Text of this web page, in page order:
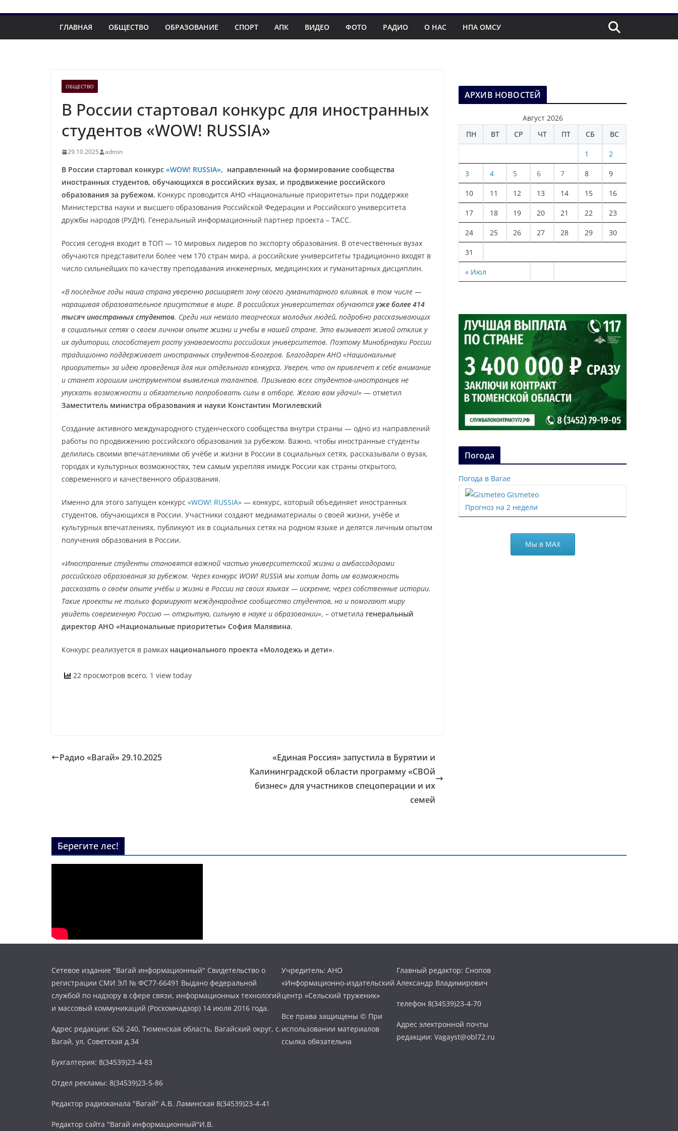
ГЛАВНАЯ ОБЩЕСТВО ОБРАЗОВАНИЕ СПОРТ АПК ВИДЕО ФОТО РАДИО О НАС НПА ОМСУ
ОБЩЕСТВО
В России стартовал конкурс для иностранных
студентов «WOW! RUSSIA»
29.10.2025 admin
В России стартовал конкурс «WOW! RUSSIA», направленный на формирование сообщества
иностранных студентов, обучающихся в российских вузах, и продвижение российского
образования за рубежом. Конкурс проводится АНО «Национальные приоритеты» при поддержке
Министерства науки и высшего образования Российской Федерации и Российского университета
дружбы народов (РУДН). Генеральный информационный партнер проекта – ТАСС.
Россия сегодня входит в ТОП — 10 мировых лидеров по экспорту образования. В отечественных вузах
обучаются представители более чем 170 стран мира, а российские университеты традиционно входят в
число сильнейших по качеству преподавания инженерных, медицинских и гуманитарных дисциплин.
«В последние годы наша страна уверенно расширяет зону своего гуманитарного влияния, в том числе —
наращивая образовательное присутствие в мире. В российских университетах обучаются уже более 414
тысяч иностранных студентов. Среди них немало творческих молодых людей, подробно рассказывающих
в социальных сетях о своем личном опыте жизни и учебы в нашей стране. Это вызывает живой отклик у
их аудитории, способствует росту узнаваемости российских университетов. Поэтому Минобрнауки России
традиционно поддерживает иностранных студентов-блогеров. Благодарен АНО «Национальные
приоритеты» за идею проведения для них отдельного конкурса. Уверен, что он привлечет к себе внимание
и станет хорошим инструментом выявления талантов. Призываю всех студентов-иностранцев не
упускать возможности и обязательно попробовать силы в отборе. Желаю вам удачи!» — отметил
Заместитель министра образования и науки Константин Могилевский
Создание активного международного студенческого сообщества внутри страны — одно из направлений
работы по продвижению российского образования за рубежом. Важно, чтобы иностранные студенты
делились своими впечатлениями об учёбе и жизни в России в социальных сетях, рассказывали о вузах,
городах и культурных возможностях, тем самым укрепляя имидж России как страны открытого,
современного и качественного образования.
Именно для этого запущен конкурс «WOW! RUSSIA» — конкурс, который объединяет иностранных
студентов, обучающихся в России. Участники создают медиаматериалы о своей жизни, учёбе и
культурных впечатлениях, публикуют их в социальных сетях на родном языке и делятся личным опытом
получения образования в России.
«Иностранные студенты становятся важной частью университетской жизни и амбассадорами
российского образования за рубежом. Через конкурс WOW! RUSSIA мы хотим дать им возможность
рассказать о своём опыте учёбы и жизни в России на своих языках — искренне, через собственные истории.
Такие проекты не только формируют международное сообщество студентов, но и помогают миру
увидеть современную Россию — открытую, сильную в науке и образовании», – отметила генеральный
директор АНО «Национальные приоритеты» София Малявина.
Конкурс реализуется в рамках национального проекта «Молодежь и дети».
22 просмотров всего, 1 view today
Радио «Вагай» 29.10.2025
«Единая Россия» запустила в Бурятии и
Калининградской области программу «СВОй
бизнес» для участников спецоперации и их
семей
АРХИВ НОВОСТЕЙ
Август 2026
ПН
ВТ СР ЧТ ПТ СБ ВС
« Июл
1 2
3 4 5 6 7 8 9
10 11 12 13 14 15 16
17 18 19 20 21 22 23
24 25 26 27 28 29 30
31
Погода
Погода в Вагае
Gismeteo
Прогноз на 2 недели
Мы в МАХ
Берегите лес!
Сетевое издание "Вагай информационный" Свидетельство о
регистрации СМИ ЭЛ № ФС77-66491 Выдано федеральной
службой по надзору в сфере связи, информационных технологий
и массовый коммуникаций (Роскомнадзор) 14 июля 2016 года.
Адрес редакции: 626 240, Тюменская область, Вагайский округ, с.
Вагай, ул. Советская д.34
Бухгалтерия: 8(34539)23-4-83
Отдел рекламы: 8(34539)23-5-86
Редактор радиоканала "Вагай" А.В. Ламинская 8(34539)23-4-41
Редактор сайта "Вагай информационный"И.В.
Учредитель: АНО
«Информационно-издательский
центр «Сельский труженик»
Все права защищены © При
использовании материалов
ссылка обязательна
Главный редактор: Снопов
Александр Владимирович
телефон 8(34539)23-4-70
Адрес электронной почты
редакции: Vagayst@obl72.ru